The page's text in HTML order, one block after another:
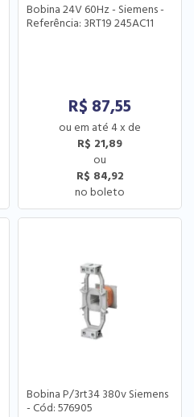
Bobina 24V 60Hz - Siemens -
Referência: 3RT19 245AC11
R$ 87,55
4x de
R$ 21,89
R$ 84,92
Bobina P/3rt34 380v Siemens
- Cód: 576905